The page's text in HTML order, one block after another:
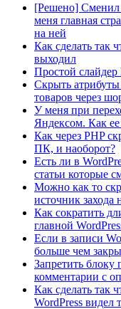
[Решено] Сменил
меня главная
на ней
Как сделать так
выходил
Простой слайдер
Скрыть
товаров через
У меня при
Яндексом. Как
Как через PHP
ПК, и наоборот?
Есть ли в
статьи которые
Можно как то
источник захода
Как сократить
главной
Если в записи
больше чем
Запретить блоку
комментарии с
Как сделать так
WordPress видел